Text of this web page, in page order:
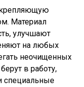
Материал
улучшают
на любых
неочищенных
в работу,
специальные